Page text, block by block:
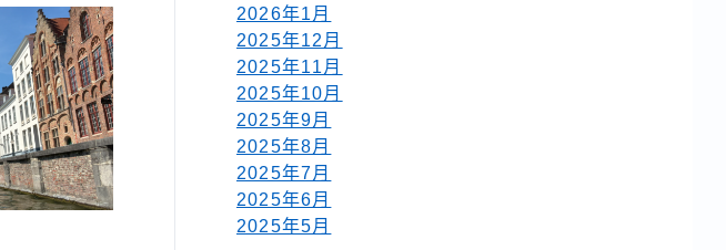
2026年1月
2025年12月
2025年11月
2025年10月
2025年9月
2025年8月
2025年7月
2025年6月
2025年5月